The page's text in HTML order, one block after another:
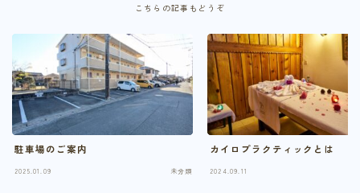
Follow Me
こちらの記事もどうぞ
駐車場のご案内
2025.01.09 未分類
カイロプラクティックとは
2024.09.11